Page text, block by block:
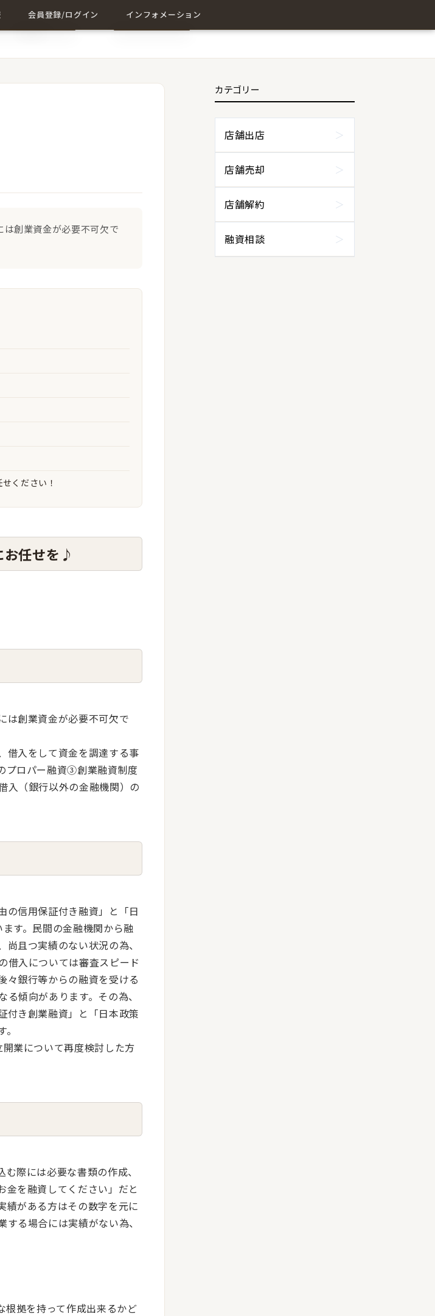
会員登録/ログイン インフォメーション
創業資金が必要不可欠で
ください！
お任せを♪
は創業資金が必要不可欠で
借入をして資金を調達する事
プロパー融資③創業融資制度
（銀行以外の金融機関）の
の信用保証付き融資」と「日
す。民間の金融機関から融
且つ実績のない状況の為、
借入については審査スピード
々銀行等からの融資を受ける
傾向があります。その為、
付き創業融資」と「日本政策
業について再度検討した方
際には必要な書類の作成、
金を融資してください」だと
績がある方はその数字を元に
る場合には実績がない為、
根拠を持って作成出来るかど
カテゴリー
店舗出店
店舗売却
店舗解約
融資相談